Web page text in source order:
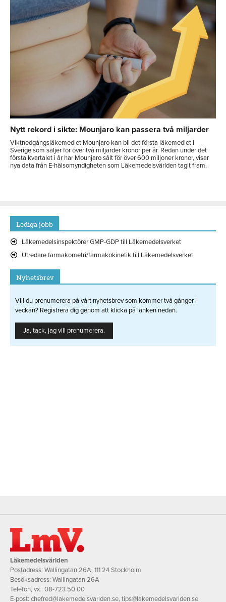
Nytt rekord i sikte: Mounjaro kan passera två miljarder
Viktnedgångsläkemedlet Mounjaro kan bli det första läkemedlet i
Sverige som säljer för över två miljarder kronor per år. Redan under det
första kvartalet i år har Mounjaro sålt för över 600 miljoner kronor, visar
nya data från E-hälsomyndigheten som Läkemedelsvärlden tagit fram.
Lediga jobb
Läkemedelsinspektörer GMP-GDP till Läkemedelsverket
Utredare farmakometri/farmakokinetik till Läkemedelsverket
Nyhetsbrev
Vill du prenumerera på vårt nyhetsbrev som kommer två gånger i
veckan? Registrera dig genom att klicka på länken nedan.
Ja, tack, jag vill prenumerera.
Läkemedelsvärlden
Postadress: Wallingatan 26A, 111 24 Stockholm
Besöksadress: Wallingatan 26A
Telefon, vx.: 08-723 50 00
E-post: chefred@lakemedelsvarlden.se,tips@lakemedelsvarlden.se